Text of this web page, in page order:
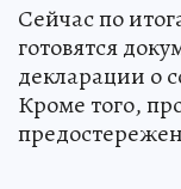
Сейчас по
готовятся
декларации о
Кроме того,